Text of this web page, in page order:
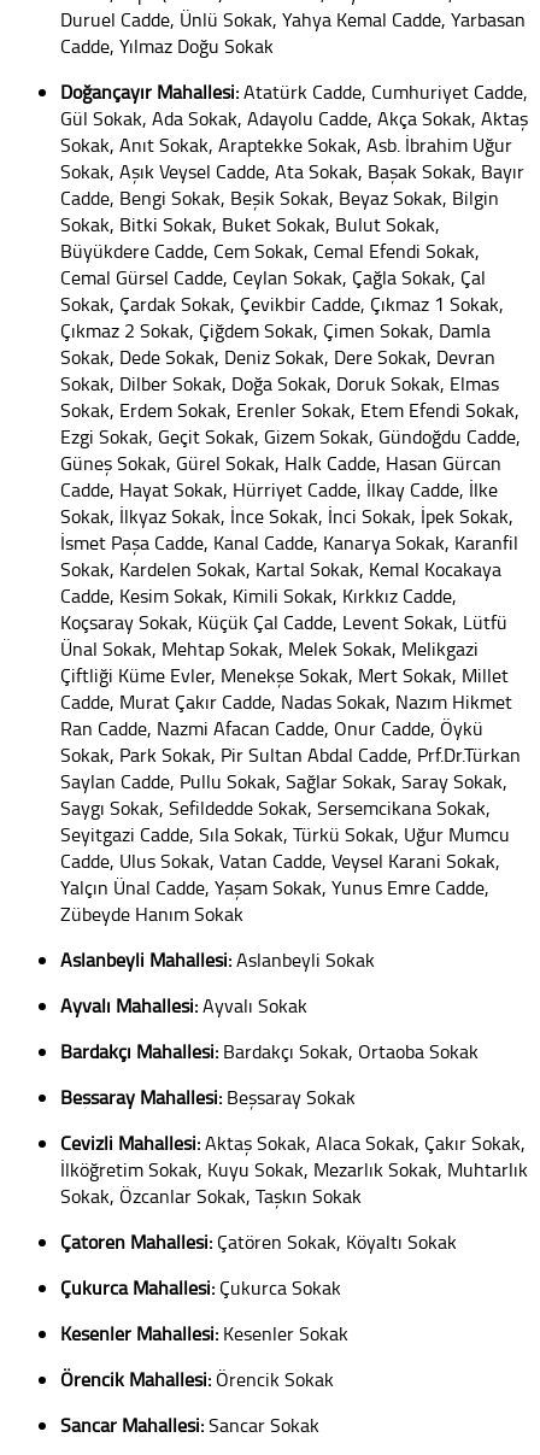
Duruel Cadde, Ünlü Sokak, Yahya Kemal Cadde, Yarbasan
Cadde, Yılmaz Doğu Sokak
Doğançayır Mahallesi:Atatürk Cadde, Cumhuriyet Cadde,
Gül Sokak, Ada Sokak, Adayolu Cadde, Akça Sokak, Aktaş
Sokak, Anıt Sokak, Araptekke Sokak, Asb. İbrahim Uğur
Sokak, Aşık Veysel Cadde, Ata Sokak, Başak Sokak, Bayır
Cadde, Bengi Sokak, Beşik Sokak, Beyaz Sokak, Bilgin
Sokak, Bitki Sokak, Buket Sokak, Bulut Sokak,
Büyükdere Cadde, Cem Sokak, Cemal Efendi Sokak,
Cemal Gürsel Cadde, Ceylan Sokak, Çağla Sokak, Çal
Sokak, Çardak Sokak, Çevikbir Cadde, Çıkmaz 1 Sokak,
Çıkmaz 2 Sokak, Çiğdem Sokak, Çimen Sokak, Damla
Sokak, Dede Sokak, Deniz Sokak, Dere Sokak, Devran
Sokak, Dilber Sokak, Doğa Sokak, Doruk Sokak, Elmas
Sokak, Erdem Sokak, Erenler Sokak, Etem Efendi Sokak,
Ezgi Sokak, Geçit Sokak, Gizem Sokak, Gündoğdu Cadde,
Güneş Sokak, Gürel Sokak, Halk Cadde, Hasan Gürcan
Cadde, Hayat Sokak, Hürriyet Cadde, İlkay Cadde, İlke
Sokak, İlkyaz Sokak, İnce Sokak, İnci Sokak, İpek Sokak,
İsmet Paşa Cadde, Kanal Cadde, Kanarya Sokak, Karanfil
Sokak, Kardelen Sokak, Kartal Sokak, Kemal Kocakaya
Cadde, Kesim Sokak, Kimili Sokak, Kırkkız Cadde,
Koçsaray Sokak, Küçük Çal Cadde, Levent Sokak, Lütfü
Ünal Sokak, Mehtap Sokak, Melek Sokak, Melikgazi
Çiftliği Küme Evler, Menekşe Sokak, Mert Sokak, Millet
Cadde, Murat Çakır Cadde, Nadas Sokak, Nazım Hikmet
Ran Cadde, Nazmi Afacan Cadde, Onur Cadde, Öykü
Sokak, Park Sokak, Pir Sultan Abdal Cadde, Prf.Dr.Türkan
Saylan Cadde, Pullu Sokak, Sağlar Sokak, Saray Sokak,
Saygı Sokak, Sefildedde Sokak, Sersemcikana Sokak,
Seyitgazi Cadde, Sıla Sokak, Türkü Sokak, Uğur Mumcu
Cadde, Ulus Sokak, Vatan Cadde, Veysel Karani Sokak,
Yalçın Ünal Cadde, Yaşam Sokak, Yunus Emre Cadde,
Zübeyde Hanım Sokak
Aslanbeyli Mahallesi:Aslanbeyli Sokak
Ayvalı Mahallesi:Ayvalı Sokak
Bardakçı Mahallesi: Bardakçı Sokak, Ortaoba Sokak
Beşsaray Mahallesi: Beşsaray Sokak
Cevizli Mahallesi:Aktaş Sokak, Alaca Sokak, Çakır Sokak,
İlköğretim Sokak, Kuyu Sokak, Mezarlık Sokak, Muhtarlık
Sokak, Özcanlar Sokak, Taşkın Sokak
Çatören Mahallesi: Çatören Sokak, Köyaltı Sokak
Çukurca Mahallesi: Çukurca Sokak
Kesenler Mahallesi: Kesenler Sokak
Örencik Mahallesi: Örencik Sokak
Sancar Mahallesi:Sancar Sokak